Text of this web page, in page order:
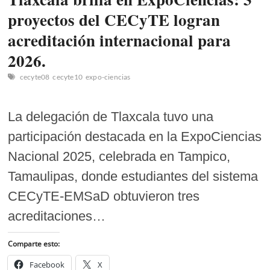
proyectos del CECyTE logran
acreditación internacional para
2026.
cecyte08 cecyte10 expo-ciencias
La delegación de Tlaxcala tuvo una
participación destacada en la ExpoCiencias
Nacional 2025, celebrada en Tampico,
Tamaulipas, donde estudiantes del sistema
CECyTE-EMSaD obtuvieron tres
acreditaciones…
Comparte esto:
Facebook X